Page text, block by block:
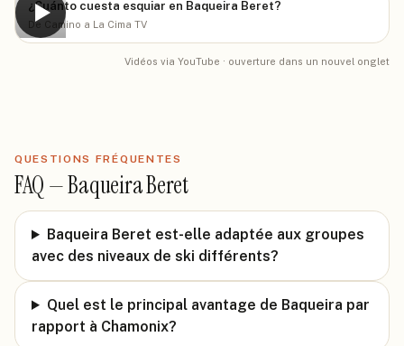
▶
¿Cuánto cuesta esquiar en Baqueira Beret?
De Camino a La Cima TV
Vidéos via YouTube · ouverture dans un nouvel onglet
QUESTIONS FRÉQUENTES
FAQ —Baqueira Beret
Baqueira Beret est-elle adaptée aux groupes
avec des niveaux de ski différents?
Quel est le principal avantage de Baqueira par
rapport à Chamonix?